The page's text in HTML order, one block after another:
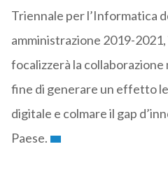
Triennale per l’Informatica
amministrazione 2019-
focalizzerà la collaborazione
fine di generare un effetto
digitale e colmare il gap
Paese.